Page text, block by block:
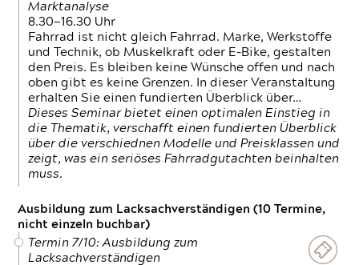
Marktanalyse
8.30—16.30 Uhr
Fahrrad ist nicht gleich Fahrrad. Marke, Werkstoffe
und Technik, ob Muskelkraft oder E-Bike, gestalten
den Preis. Es bleiben keine Wünsche offen und nach
oben gibt es keine Grenzen. In dieser Veranstaltung
erhalten Sie einen fundierten Überblick über…
Dieses Seminar bietet einen optimalen Einstieg in
die Thematik, verschafft einen fundierten Überblick
über die verschiednen Modelle und Preisklassen und
zeigt, was ein seriöses Fahrradgutachten beinhalten
muss.
Ausbildung zum Lacksachverständigen (10 Termine,
nicht einzeln buchbar)
Termin 7/10: Ausbildung zum
Lacksachverständigen